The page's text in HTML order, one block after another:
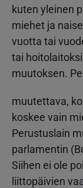
kuten yleinen
miehet ja
vuotta tai
tai
muutoksen.
muutettava,
koskee vain
Perustuslain
parlamentin
Siihen ei ole
liittopäivien